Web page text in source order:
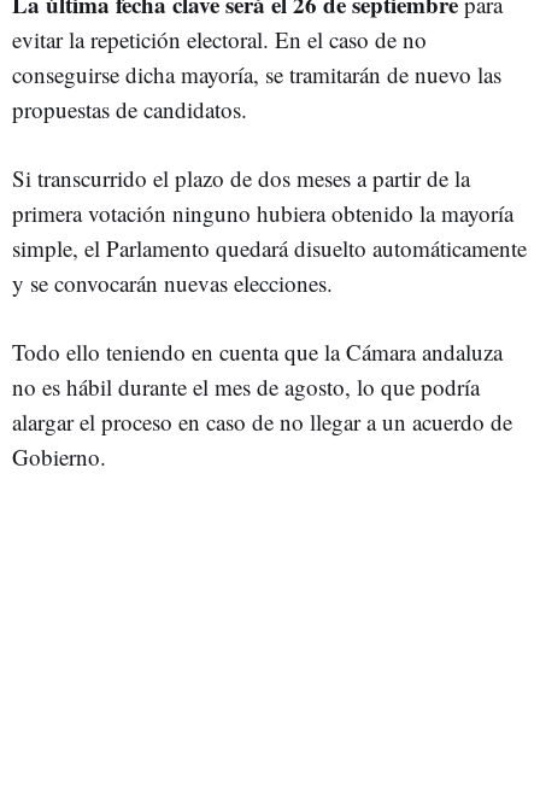
evitar la repetición electoral. En el caso de no
conseguirse dicha mayoría, se tramitarán de nuevo las
propuestas de candidatos.
Si transcurrido el plazo de dos meses a partir de la
primera votación ninguno hubiera obtenido la mayoría
simple, el Parlamento quedará disuelto automáticamente
y se convocarán nuevas elecciones.
Todo ello teniendo en cuenta que la Cámara andaluza
no es hábil durante el mes de agosto, lo que podría
alargar el proceso en caso de no llegar a un acuerdo de
Gobierno.